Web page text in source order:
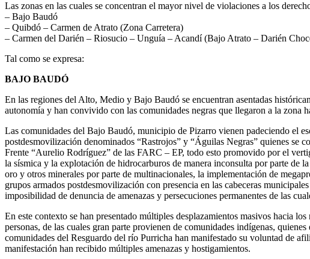
Las zonas en las cuales se concentran el mayor nivel de violaciones a los
– Bajo Baudó
– Quibdó – Carmen de Atrato (Zona Carretera)
– Carmen del Darién – Riosucio – Unguía – Acandí (Bajo Atrato – Darién
Tal como se expresa:
BAJO BAUDÓ
En las regiones del Alto, Medio y Bajo Baudó se encuentran asentadas
autonomía y han convivido con las comunidades negras que llegaron a la zona
Las comunidades del Bajo Baudó, municipio de Pizarro vienen padeciendo el
postdesmovilización denominados “Rastrojos” y “Águilas Negras” quienes se
Frente “Aurelio Rodríguez” de las FARC – EP, todo esto promovido por el
la sísmica y la explotación de hidrocarburos de manera inconsulta por parte
oro y otros minerales por parte de multinacionales, la implementación de
grupos armados postdesmovilización con presencia en las cabeceras
imposibilidad de denuncia de amenazas y persecuciones permanentes de las
En este contexto se han presentado múltiples desplazamientos masivos hacia
personas, de las cuales gran parte provienen de comunidades indígenas,
comunidades del Resguardo del río Purricha han manifestado su voluntad de
manifestación han recibido múltiples amenazas y hostigamientos.